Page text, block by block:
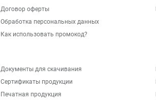
Договор оферты
Обработка персональных данных
Как использовать промокод?
Документы для скачивания
Сертификаты продукции
Печатная продукция